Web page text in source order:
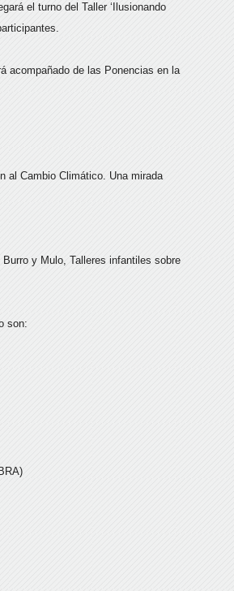
el turno del Taller ‘Ilusionando
acompañado de las Ponencias en la
al Cambio Climático. Una mirada
y Mulo, Talleres infantiles sobre
son: